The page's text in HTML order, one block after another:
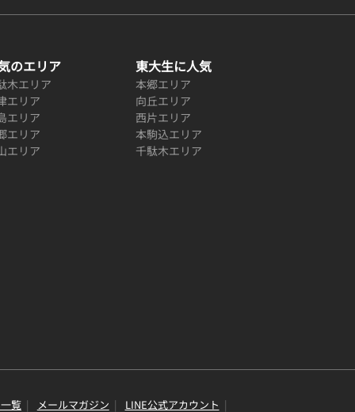
のエリア
木エリア
エリア
エリア
エリア
エリア
東大生に人気
本郷エリア
向丘エリア
西片エリア
本駒込エリア
千駄木エリア
覧 メールマガジン LINE公式アカウント